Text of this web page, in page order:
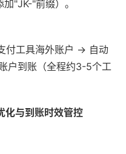
"JK-"前缀）。
付工具海外账户 → 自动
户到账（全程约3-5个工
化与到账时效管控